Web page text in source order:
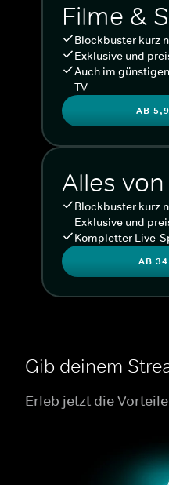
Filme &
Blockbuster kurz
Exklusive und
Auch im
TV
AB
Alles
Blockbuster kurz
Exklusive und
Kompletter Live-
AB
Gib deinem
Erleb jetzt die